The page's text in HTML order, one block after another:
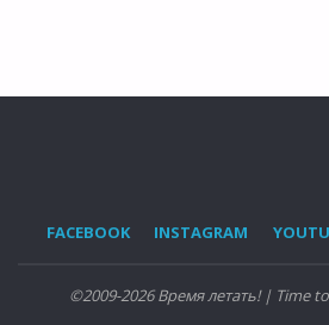
FACEBOOK INSTAGRAM
©2009-2026 Время летать! | Time